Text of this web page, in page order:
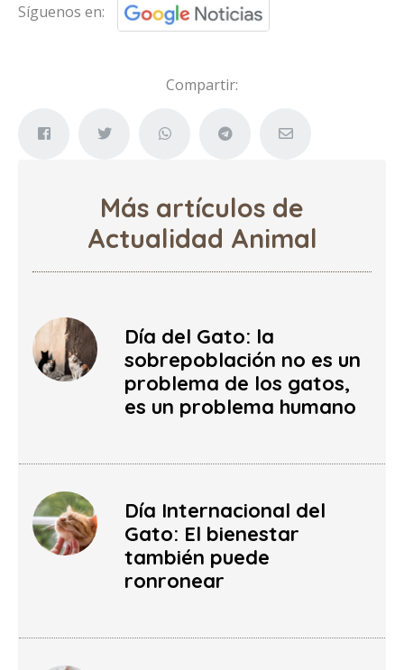
Síguenos en:
Compartir:
Más artículos de
Actualidad Animal
Día del Gato: la
sobrepoblación no es un
problema de los gatos,
es un problema humano
Día Internacional del
Gato: El bienestar
también puede
ronronear